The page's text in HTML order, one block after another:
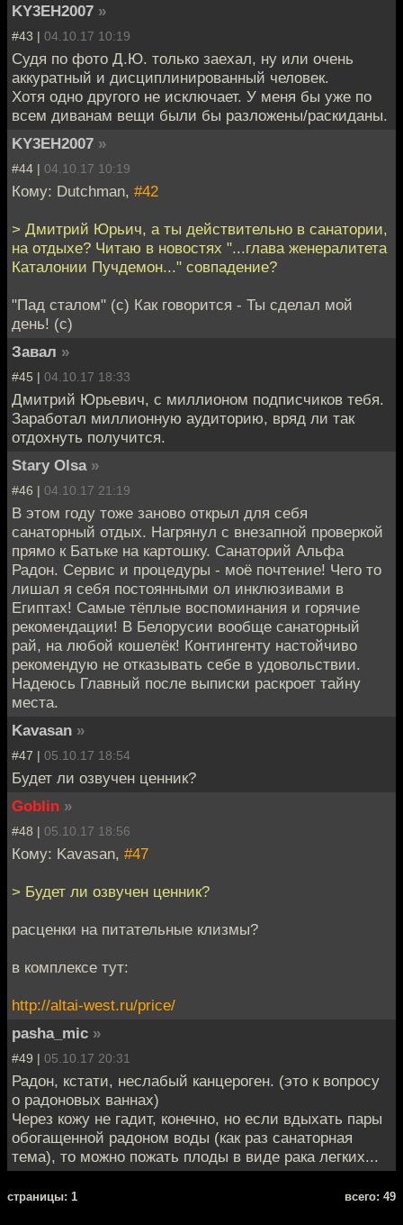
KY3EH2007 »
#43 | 04.10.17 10:19
Судя по фото Д.Ю. только заехал, ну или очень
аккуратный и дисциплинированный человек.
Хотя одно другого не исключает. У меня бы уже по
всем диванам вещи были бы разложены/раскиданы.
KY3EH2007 »
#44 | 04.10.17 10:19
Кому: Dutchman, #42
> Дмитрий Юрьич, а ты действительно в санатории,
на отдыхе? Читаю в новостях "...глава женералитета
Каталонии Пучдемон..." совпадение?
"Пад сталом" (с) Как говорится - Ты сделал мой
день! (с)
Завал »
#45 | 04.10.17 18:33
Дмитрий Юрьевич, с миллионом подписчиков тебя.
Заработал миллионную аудиторию, вряд ли так
отдохнуть получится.
Stary Olsa »
#46 | 04.10.17 21:19
В этом году тоже заново открыл для себя
санаторный отдых. Нагрянул с внезапной проверкой
прямо к Батьке на картошку. Санаторий Альфа
Радон. Сервис и процедуры - моё почтение! Чего то
лишал я себя постоянными ол инклюзивами в
Египтах! Самые тёплые воспоминания и горячие
рекомендации! В Белорусии вообще санаторный
рай, на любой кошелёк! Контингенту настойчиво
рекомендую не отказывать себе в удовольствии.
Надеюсь Главный после выписки раскроет тайну
места.
Kavasan »
#47 | 05.10.17 18:54
Будет ли озвучен ценник?
Goblin »
#48 | 05.10.17 18:56
Кому: Kavasan, #47
> Будет ли озвучен ценник?
расценки на питательные клизмы?
в комплексе тут:
http://altai-west.ru/price/
pasha_mic »
#49 | 05.10.17 20:31
Радон, кстати, неслабый канцероген. (это к вопросу
о радоновых ваннах)
Через кожу не гадит, конечно, но если вдыхать пары
обогащенной радоном воды (как раз санаторная
тема), то можно пожать плоды в виде рака легких...
cтраницы: 1 всего: 49